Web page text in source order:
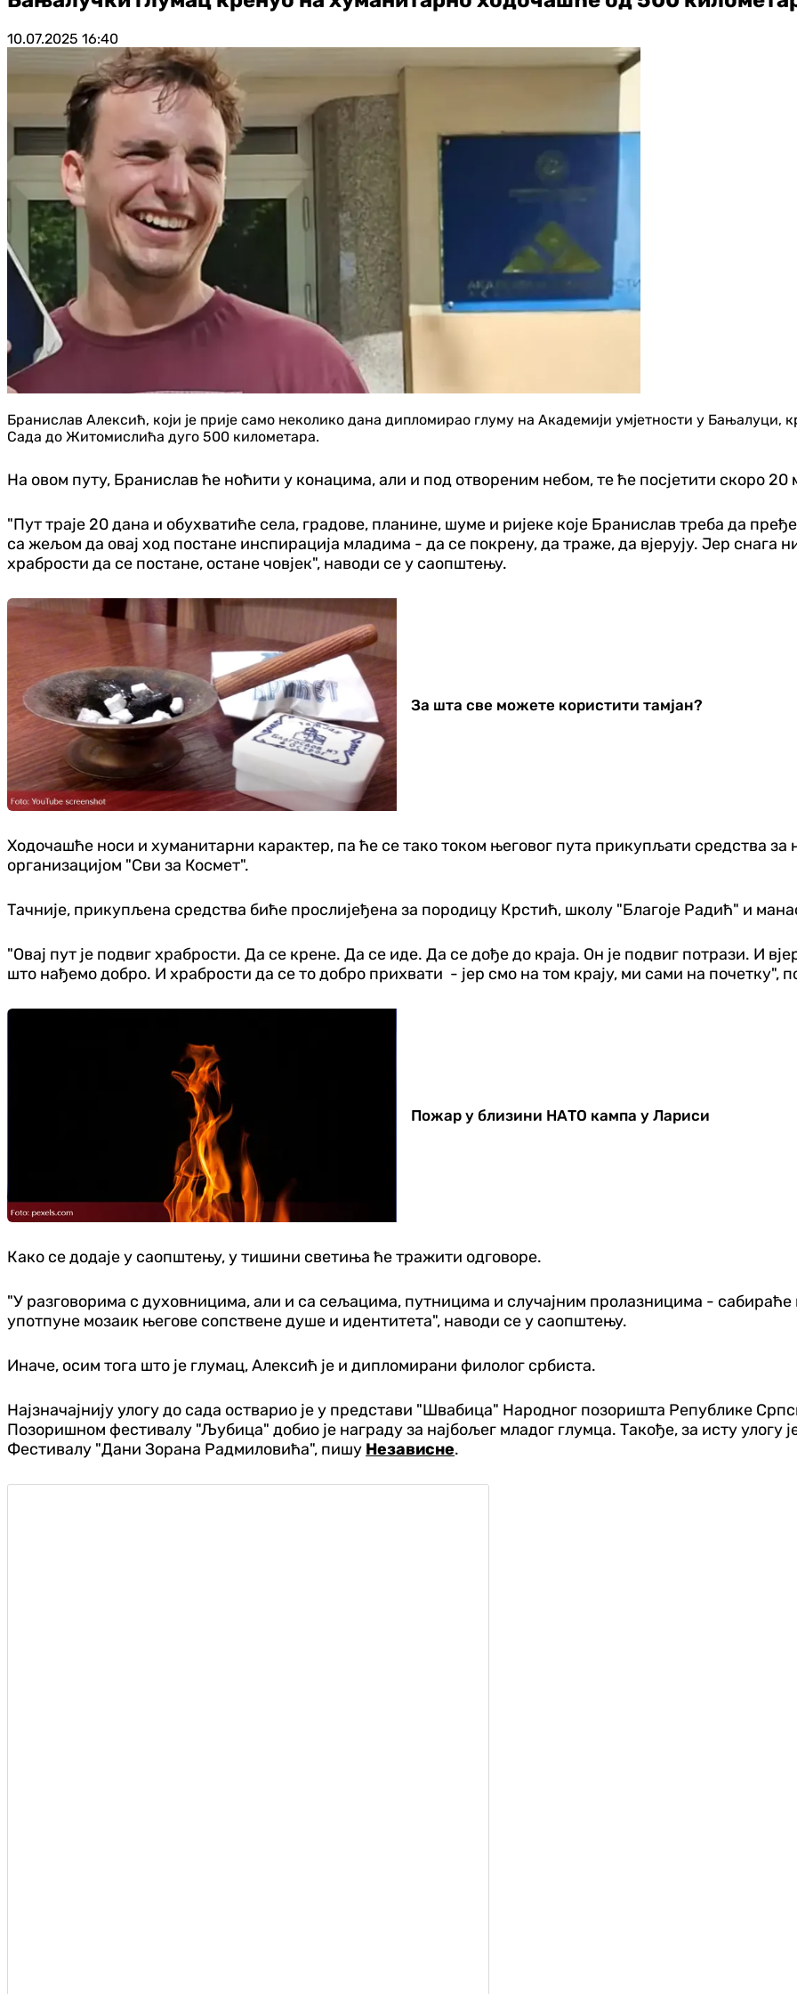
10.07.2025 16:40
Бранислав Алексић, који је прије само неколико дана дипломирао глуму на Академији умјетности у Бањалуци,
Сада до Житомислића дуго 500 километара.
На овом путу, Бранислав ће ноћити у конацима, али и под отвореним небом, те ће посјетити скоро
"Пут траје 20 дана и обухватиће села, градове, планине, шуме и ријеке које Бранислав треба да
са жељом да овај ход постане инспирација младима - да се покрену, да траже, да вјерују. Јер снага
храбрости да се постане, остане човјек", наводи се у саопштењу.
За шта све можете користити тамјан?
Ходочашће носи и хуманитарни карактер, па ће се тако током његовог пута прикупљати средства
организацијом "Сви за Космет".
Тачније, прикупљена средства биће прослијеђена за породицу Крстић, школу "Благоје Радић" и
"Овај пут је подвиг храбрости. Да се крене. Да се иде. Да се дође до краја. Он је подвиг потрази. И
што нађемо добро. И храбрости да се то добро прихвати - јер смо на том крају, ми сами на почетку",
Пожар у близини НАТО кампа у Лариси
Како се додаје у саопштењу, у тишини светиња ће тражити одговоре.
"У разговорима с духовницима, али и са сељацима, путницима и случајним пролазницима - сабираће
употпуне мозаик његове сопствене душе и идентитета", наводи се у саопштењу.
Иначе, осим тога што је глумац, Алексић је и дипломирани филолог србиста.
Најзначајнију улогу до сада остварио је у представи "Швабица" Народног позоришта Републике
Позоришном фестивалу "Љубица" добио је награду за најбољег младог глумца. Такође, за исту улогу
Фестивалу "Дани Зорана Радмиловића", пишу Независне.